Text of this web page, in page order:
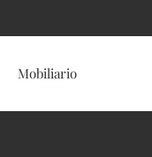
Mobiliario